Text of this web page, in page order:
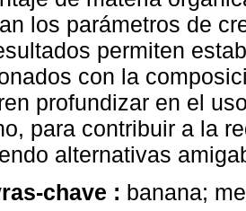
los parámetros de
permiten
con la
profundizar en el
para contribuir a la
alternativas
chave : banana;